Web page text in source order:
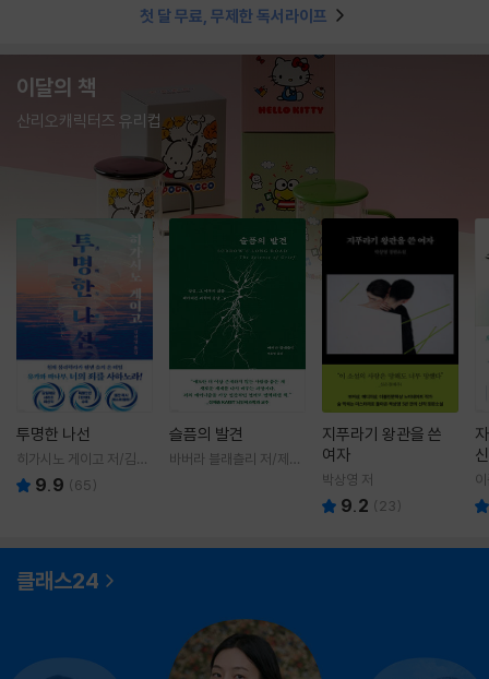
첫 달 무료, 무제한 독서라이프
이달의 책
산리오캐릭터즈 유리컵
투명한 나선
히가시노 게이고 저/김선
영 역9.9 (65)
슬픔의 발견
바버라 블래츨리 저/제효
지푸라기 왕관을 쓴
여자
박상영 저
9.2 ( 23)
클래스24